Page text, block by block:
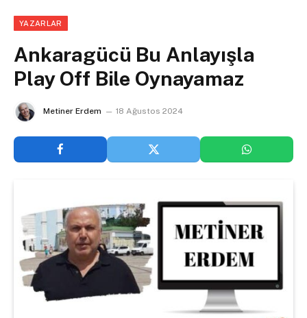
YAZARLAR
Ankaragücü Bu Anlayışla
Play Off Bile Oynayamaz
Metiner Erdem 18 Ağustos 2024